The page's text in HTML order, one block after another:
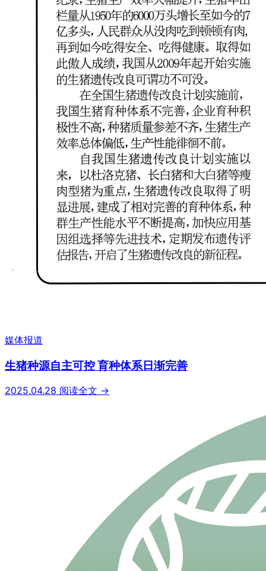
媒体报道
生猪种源自主可控 育种体系日渐完善
2025.04.28 阅读全文 →